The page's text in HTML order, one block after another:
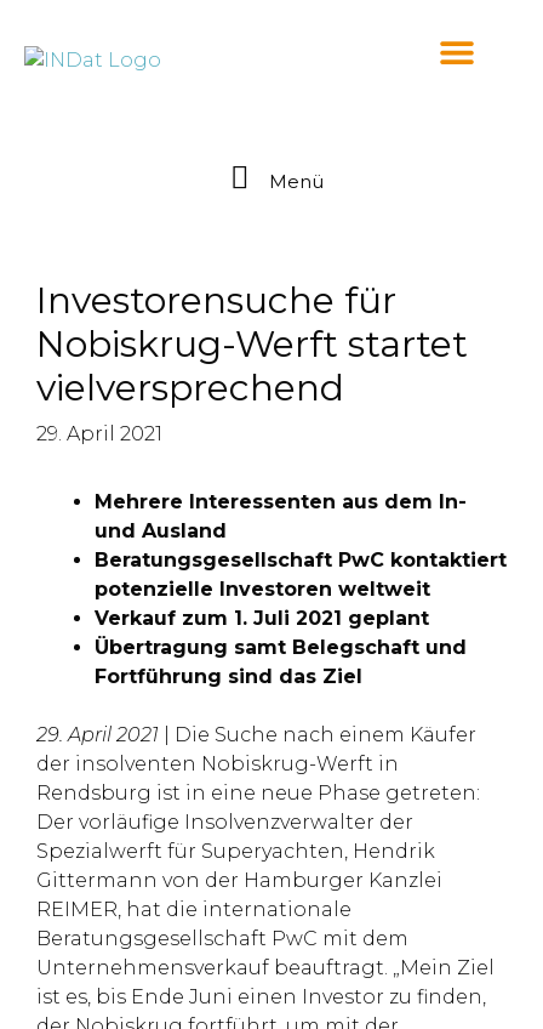
Menü
Investorensuche für
Nobiskrug-Werft startet
vielversprechend
29. April 2021
Mehrere Interessenten aus dem In-
und Ausland
Beratungsgesellschaft PwC kontaktiert
potenzielle Investoren weltweit
Verkauf zum 1. Juli 2021 geplant
Übertragung samt Belegschaft und
Fortführung sind das Ziel
29. April 2021
| Die Suche nach einem Käufer
der insolventen Nobiskrug-Werft in
Rendsburg ist in eine neue Phase getreten:
Der vorläufige Insolvenzverwalter der
Spezialwerft für Superyachten, Hendrik
Gittermann von der Hamburger Kanzlei
REIMER, hat die internationale
Beratungsgesellschaft PwC mit dem
Unternehmensverkauf beauftragt. „Mein Ziel
ist es, bis Ende Juni einen Investor zu finden,